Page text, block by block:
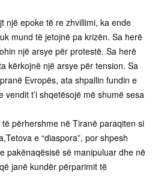
një epoke të re zhvillimi, ka ende
mund të jetojnë pa krizën. Sa herë
një arsye për protestë. Sa herë
kërkojnë një arsye për tension. Sa
Evropës, ata shpallin fundin e
vendit t’i shqetësojë më shumë sesa
përhershme në Tiranë paraqiten si
e “diaspora”, por shpesh
pakënaqësisë së manipuluar dhe në
janë kundër përparimit të